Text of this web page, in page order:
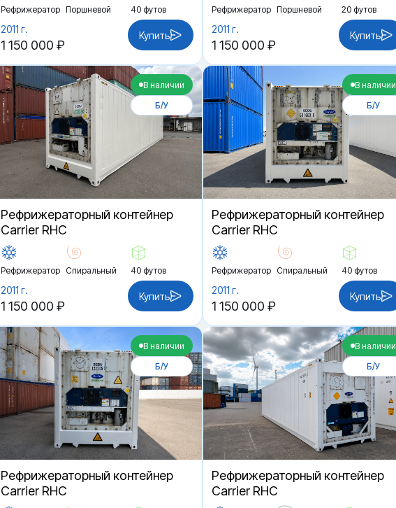
Рефрижератор Поршневой 40 футов
2011 г.
1 150 000 ₽
Купить
Рефрижератор Поршневой 20 футов
2011 г.
1 150 000 ₽
Купить
В наличии
Б/У
Рефрижераторный контейнер
Carrier RHC
Рефрижератор Спиральный 40 футов
2011 г.
1 150 000 ₽
Купить
В наличии
Б/У
Рефрижераторный контейнер
Carrier RHC
Рефрижератор Спиральный 40 футов
2011 г.
1 150 000 ₽
Купить
В наличии
Б/У
Рефрижераторный контейнер
Carrier RHC
В наличии
Б/У
Рефрижераторный контейнер
Carrier RHC